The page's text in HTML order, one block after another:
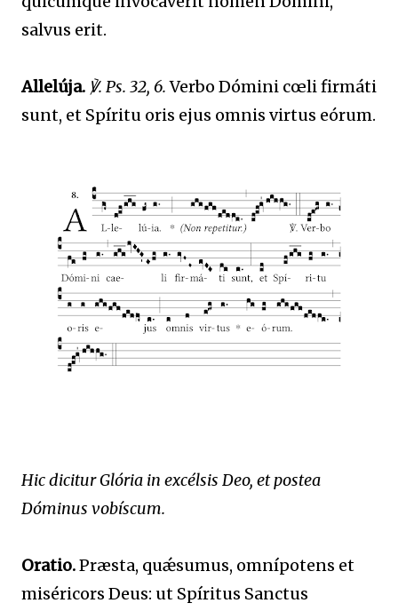
salvus erit.
Allelúja. ℣. Ps. 32, 6.Verbo Dómini cœli firmáti
sunt, et Spíritu oris ejus omnis virtus eórum.
Hic dicitur Glória in excélsis Deo, et postea
Dóminus vobíscum.
Oratio.Præsta, quǽsumus, omnípotens et
miséricors Deus: ut Spíritus Sanctus